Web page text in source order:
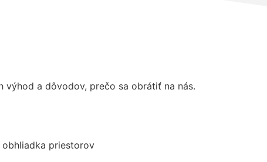
výhod a dôvodov, prečo sa obrátiť na nás.
priestorov